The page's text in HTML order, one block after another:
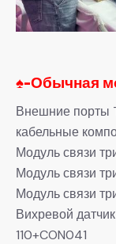
♠-Обычная
Внешние порты
кабельные
Модуль связи
Модуль связи
Модуль связи
Вихревой
110+CON041